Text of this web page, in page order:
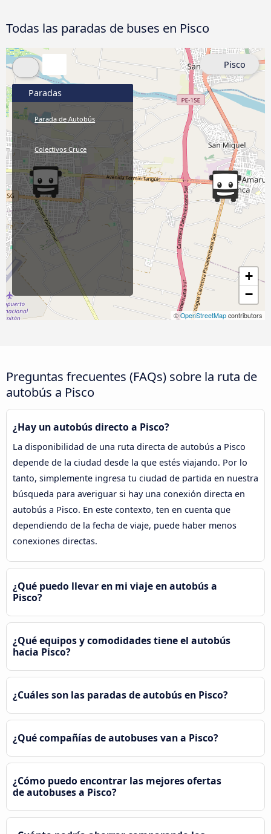
Todas las paradas de buses en Pisco
+
−
©OpenStreetMap contributors
Paradas
Parada de Autobús
Colectivos Cruce
Pisco
Preguntas frecuentes (FAQs) sobre la ruta de
autobús a Pisco
¿Hay un autobús directo a Pisco?
La disponibilidad de una ruta directa de autobús a Pisco
depende de la ciudad desde la que estés viajando. Por lo
tanto, simplemente ingresa tu ciudad de partida en nuestra
búsqueda para averiguar si hay una conexión directa en
autobús a Pisco. En este contexto, ten en cuenta que
dependiendo de la fecha de viaje, puede haber menos
conexiones directas.
¿Qué puedo llevar en mi viaje en autobús a
Pisco?
¿Qué equipos y comodidades tiene el autobús
hacia Pisco?
¿Cuáles son las paradas de autobús en Pisco?
¿Qué compañías de autobuses van a Pisco?
¿Cómo puedo encontrar las mejores ofertas
de autobuses a Pisco?